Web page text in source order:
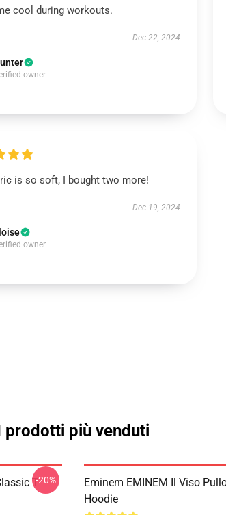
cool during workouts.
Dec 22, 2024
owner
is so soft, I bought two more!
Dec 19, 2024
owner
prodotti più venduti
T--20%
Eminem EMINEM Il Viso
Hoodie